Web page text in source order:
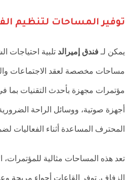
توفير المساحات لتنظيم
يمكن لـ فندق إميرالد تلبية احتياجات
مساحات مخصصة لعقد الاجتماعات
مؤتمرات مجهزة بأحدث التقنيات
أجهزة صوتية، ووسائل الراحة
المحترف المساعدة أثناء الفعاليات
تعد هذه المساحات مثالية للمؤتمرات،
الزفاف. توفر القاعات أجواء مريحة